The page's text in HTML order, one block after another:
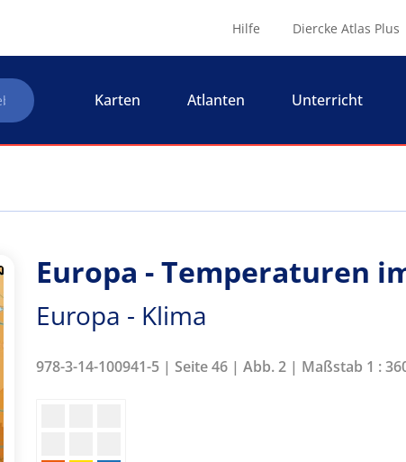
Hilfe Diercke Atlas Plus
Karten Atlanten Unterricht
Europa - Temperaturen
Europa - Klima
978-3-14-100941-5 | Seite 46 | Abb. 2 | Maßstab 1 :